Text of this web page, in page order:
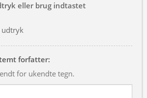
eller brug indtastet
udtryk
forfatter:
for ukendte tegn.